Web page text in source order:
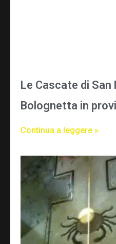
Le Cascate di San
Bolognetta in
Continua a leggere »